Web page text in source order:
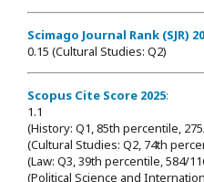
Scimago Journal Rank (SJR)
0.15 (Cultural Studies: Q2)
Scopus Cite Score 2025:
1.1
(History: Q1, 85th percentile,
(Cultural Studies: Q2, 74th
(Law: Q3, 39th percentile, 584/
(Political Science and